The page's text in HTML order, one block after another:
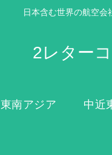
日本含む世界の航空
2レター
東南アジア 中近